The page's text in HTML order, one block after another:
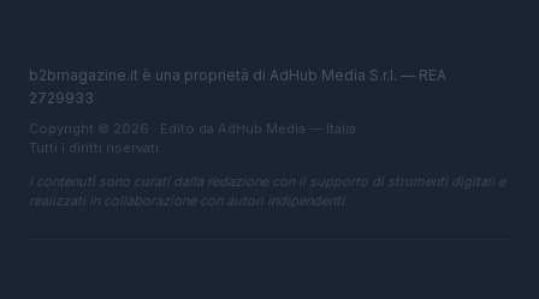
b2bmagazine.it è una proprietà di AdHub Media S.r.l. — REA
2729933
Copyright © 2026 · Edito da AdHub Media — Italia
Tutti i diritti riservati
I contenuti sono curati dalla redazione con il supporto di strumenti digitali e
realizzati in collaborazione con autori indipendenti.